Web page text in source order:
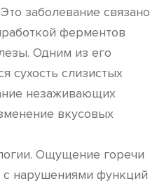
заболевание связано
ферментов
Одним из его
сухость слизистых
незаживающих
вкусовых
Ощущение горечи
с нарушениями функций